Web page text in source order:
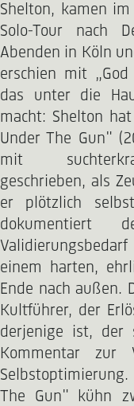
Shelton, kamen
Solo-Tour nach
Abenden in Köln
erschien mit
das unter die
macht: Shelton
Under The Gun"
mit
geschrieben, als
er plötzlich
dokumentiert
einem harten,
Ende nach außen.
Kultführer, der
derjenige ist, der
Kommentar zur
Selbstoptimierung.
The Gun" kühn